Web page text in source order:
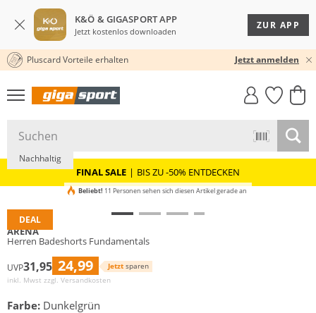
K&Ö & GIGASPORT APP
Jetzt kostenlos downloaden
ZUR APP
30 TAGE RÜCKGABERECHT
Pluscard Vorteile erhalten Jetzt anmelden
GIGASTYLE
FAHRRAD­
MUST-HAVE
FINAL SALE | BIS ZU -50% ENTDECKEN
DEAL
Nachhaltig
Beliebt! 11 Personen sehen sich diesen Artikel gerade an
ARENA
Herren Badeshorts Fundamentals
UVP31,95 24,99 Jetzt sparen
inkl. Mwst zzgl. Versandkosten
Farbe: Dunkelgrün